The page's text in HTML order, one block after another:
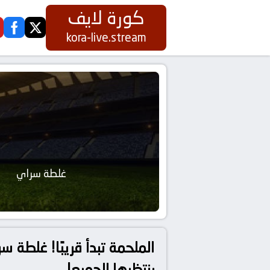
كورة لايف
kora-live.stream
twitter
غلطة سراي
الملحمة تبدأ قريبًا! غلطة